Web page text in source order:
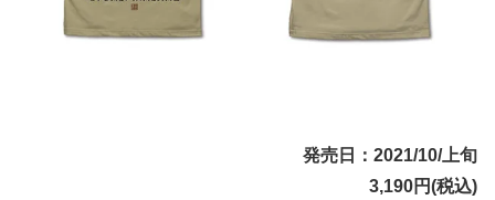
発売日：2021/10/上旬
3,190円(税込)